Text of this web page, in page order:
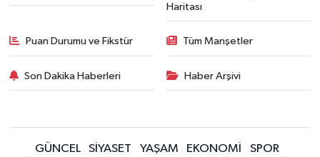
Haritası
Puan Durumu ve Fikstür Tüm Manşetler
Son Dakika Haberleri Haber Arşivi
GÜNCEL SİYASET YAŞAM EKONOMİ
SPOR